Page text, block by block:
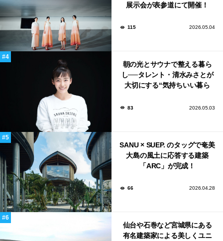
展示会が表参道にて開催！
115 2026.05.04
朝の光とサウナで整える暮ら
し──タレント・清水みさとが
大切にする“気持ちいい暮ら
83 2026.05.03
SANU × SUEP. のタッグで奄美
大島の風土に応答する建築
「ARC」が完成！
66 2026.04.28
仙台や石巻など宮城県にある
有名建築家による美しくユニ